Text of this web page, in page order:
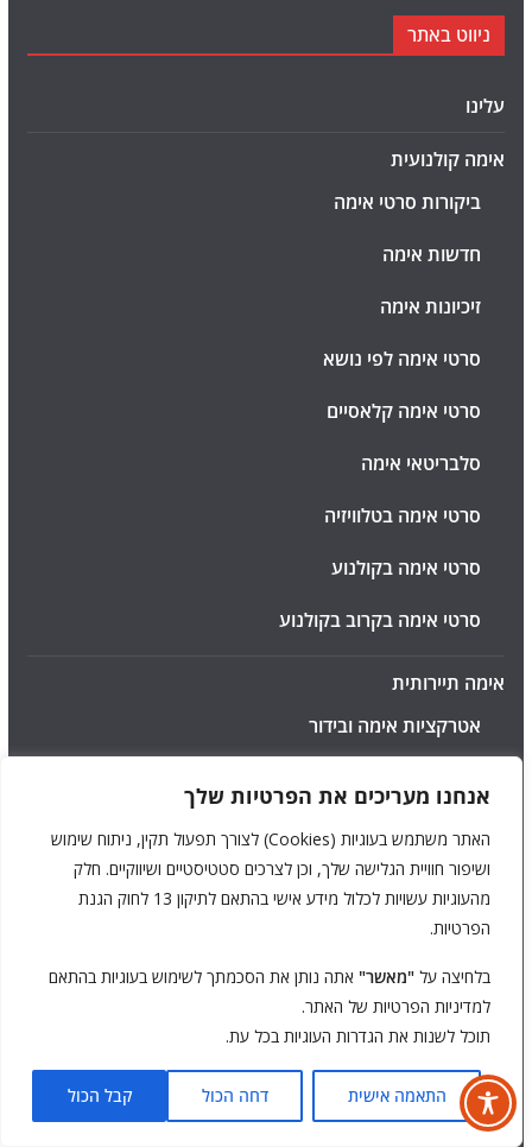
אנחנו מעריכים את הפרטיות שלך
האתר משתמש בעוגיות (Cookies) לצורך תפעול תקין, ניתוח שימוש
ושיפור חוויית הגלישה שלך, וכן לצרכים סטטיסטיים ושיווקיים. חלק
מהעוגיות עשויות לכלול מידע אישי בהתאם לתיקון 13 לחוק הגנת
הפרטיות.
בלחיצה על "מאשר" אתה נותן את הסכמתך לשימוש בעוגיות בהתאם
למדיניות הפרטיות של האתר.
תוכל לשנות את הגדרות העוגיות בכל עת.
התאמה אישית דחה הכול קבל הכול
ניווט באתר
עלינו
אימה קולנועית
ביקורות סרטי אימה
חדשות אימה
זיכיונות אימה
סרטי אימה לפי נושא
סרטי אימה קלאסיים
סלבריטאי אימה
סרטי אימה בטלוויזיה
סרטי אימה בקולנוע
סרטי אימה בקרוב בקולנוע
אימה תיירותית
אטרקציות אימה ובידור
מתקנים מפחידים
פארקי שעשועים מפחידים
צינוקים ומבוכים
אתרים היסטוריים